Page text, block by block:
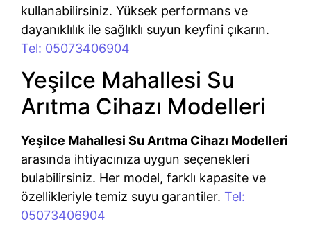
kullanabilirsiniz. Yüksek performans ve
dayanıklılık ile sağlıklı suyun keyfini çıkarın.
Tel: 05073406904
Yeşilce Mahallesi Su
Arıtma Cihazı Modelleri
Yeşilce Mahallesi Su Arıtma Cihazı Modelleri
arasında ihtiyacınıza uygun seçenekleri
bulabilirsiniz. Her model, farklı kapasite ve
özellikleriyle temiz suyu garantiler. Tel:
05073406904